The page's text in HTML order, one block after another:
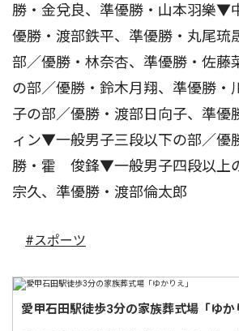
勝・金兌良、準優勝・山本羽樂▼
優勝・渡部鉄平、準優勝・丸尾
部／優勝・林奈杏、準優勝・佐
の部／優勝・鈴木月翔、準優勝
子の部／優勝・渡部日向子、準
ィン▼一般男子三段以下の部／優
勝・霍 俊鋒▼一般男子四段以上
宗久、準優勝・渡部倫太郎
#スポーツ
愛甲石田駅徒歩3分の家族葬式場「ゆか